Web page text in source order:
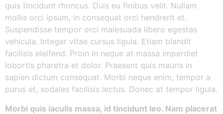
quis tincidunt rhoncus. Duis eu finibus velit. Nullam
mollis orci ipsum, in consequat orci hendrerit et.
Suspendisse tempor orci malesuada libero egestas
vehicula. Integer vitae cursus ligula. Etiam blandit
facilisis eleifend. Proin in neque at massa imperdiet
lobortis pharetra et dolor. Praesent quis mauris in
sapien dictum consequat. Morbi neque enim, tempor a
purus et, sodales facilisis lectus. Donec at tempor ligula.
Morbi quis iaculis massa, id tincidunt leo. Nam placerat